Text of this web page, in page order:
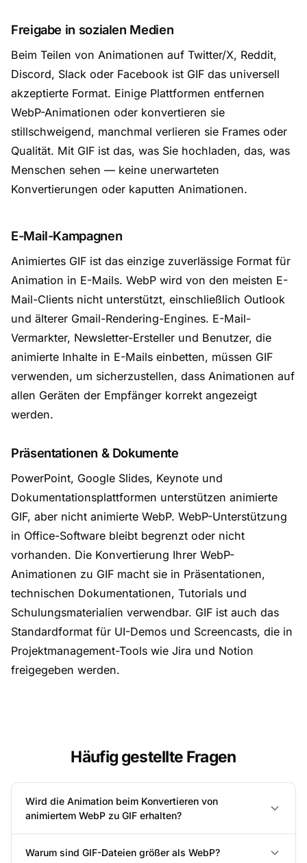
Freigabe in sozialen Medien
Beim Teilen von Animationen auf Twitter/X, Reddit,
Discord, Slack oder Facebook ist GIF das universell
akzeptierte Format. Einige Plattformen entfernen
WebP-Animationen oder konvertieren sie
stillschweigend, manchmal verlieren sie Frames oder
Qualität. Mit GIF ist das, was Sie hochladen, das, was
Menschen sehen — keine unerwarteten
Konvertierungen oder kaputten Animationen.
E-Mail-Kampagnen
Animiertes GIF ist das einzige zuverlässige Format für
Animation in E-Mails. WebP wird von den meisten E-
Mail-Clients nicht unterstützt, einschließlich Outlook
und älterer Gmail-Rendering-Engines. E-Mail-
Vermarkter, Newsletter-Ersteller und Benutzer, die
animierte Inhalte in E-Mails einbetten, müssen GIF
verwenden, um sicherzustellen, dass Animationen auf
allen Geräten der Empfänger korrekt angezeigt
werden.
Präsentationen & Dokumente
PowerPoint, Google Slides, Keynote und
Dokumentationsplattformen unterstützen animierte
GIF, aber nicht animierte WebP. WebP-Unterstützung
in Office-Software bleibt begrenzt oder nicht
vorhanden. Die Konvertierung Ihrer WebP-
Animationen zu GIF macht sie in Präsentationen,
technischen Dokumentationen, Tutorials und
Schulungsmaterialien verwendbar. GIF ist auch das
Standardformat für UI-Demos und Screencasts, die in
Projektmanagement-Tools wie Jira und Notion
freigegeben werden.
Häufig gestellte Fragen
Wird die Animation beim Konvertieren von
animiertem WebP zu GIF erhalten?
Warum sind GIF-Dateien größer als WebP?